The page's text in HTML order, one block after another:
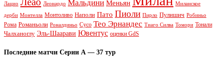
Лацио Леонардо Мальдини Меньян Миланское
дерби Монтелла Монтоливо Наполи Пато Пиоли Пирло Пулишич Робиньо
Рома Романьоли Роналдиньо Сусо Тео Эрнандес Тиаго Силва Томори Тонали
Чалханоглу Эль-Шаарави Ювентус оценки GdS
Последние матчи Серии А — 37 тур